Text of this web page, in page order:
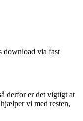
download via fast
derfor er det vigtigt at
vi med resten,